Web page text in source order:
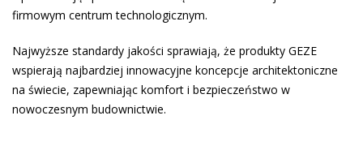
firmowym centrum technologicznym.
Najwyższe standardy jakości sprawiają, że produkty GEZE
wspierają najbardziej innowacyjne koncepcje architektoniczne
na świecie, zapewniając komfort i bezpieczeństwo w
nowoczesnym budownictwie.